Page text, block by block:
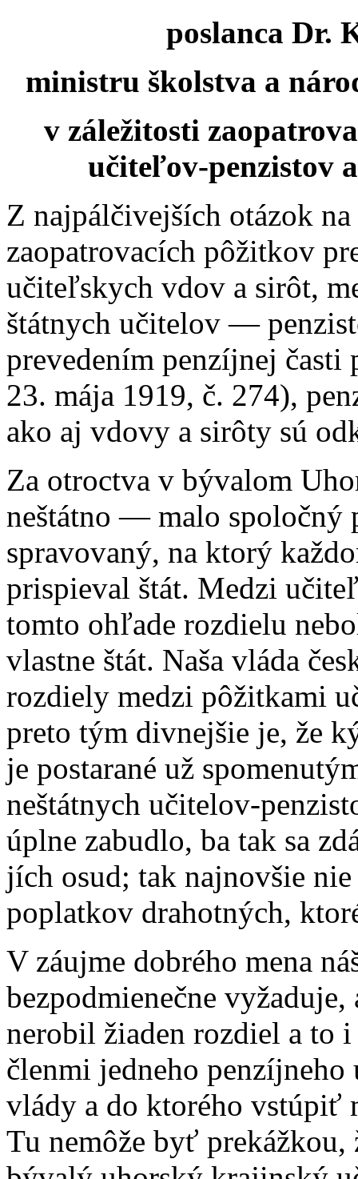
poslanca Dr.
ministru školstva a
v záležitosti
učiteľov-penzistov
Z najpálčivejších otázok
zaopatrovacích pôžitkov
učiteľskych vdov a sirôt,
štátnych učitelov —
prevedením penzíjnej časti
23. mája 1919, č. 274),
ako aj vdovy a sirôty sú
Za otroctva v bývalom
neštátno — malo spoločný
spravovaný, na ktorý
prispieval štát. Medzi
tomto ohľade rozdielu
vlastne štát. Naša vláda
rozdiely medzi pôžitkami
preto tým divnejšie je, že
je postarané už
neštátnych učitelov-
úplne zabudlo, ba tak sa
jích osud; tak najnovšie
poplatkov drahotných,
V záujme dobrého mena
bezpodmienečne
nerobil žiaden rozdiel a to
členmi jedneho
vlády a do ktorého vstúpiť
Tu nemôže byť